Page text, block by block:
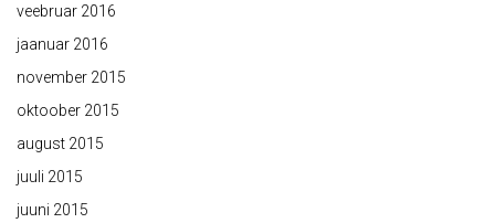
veebruar 2016
jaanuar 2016
november 2015
oktoober 2015
august 2015
juuli 2015
juuni 2015